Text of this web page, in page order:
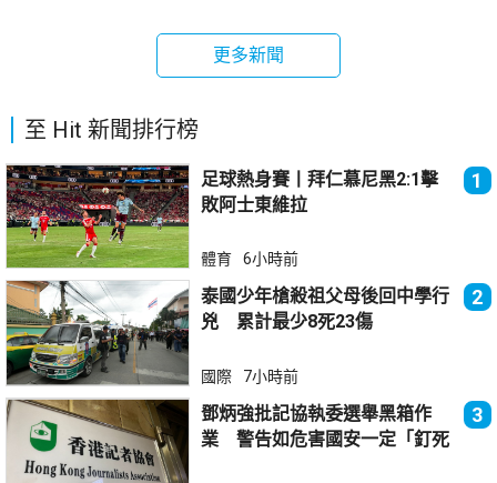
更多新聞
至 Hit 新聞排行榜
足球熱身賽丨拜仁慕尼黑2:1擊
敗阿士東維拉
1
體育 6小時前
泰國少年槍殺祖父母後回中學行
兇 累計最少8死23傷
2
國際 7小時前
鄧炳強批記協執委選舉黑箱作
業 警告如危害國安一定「釘死
3